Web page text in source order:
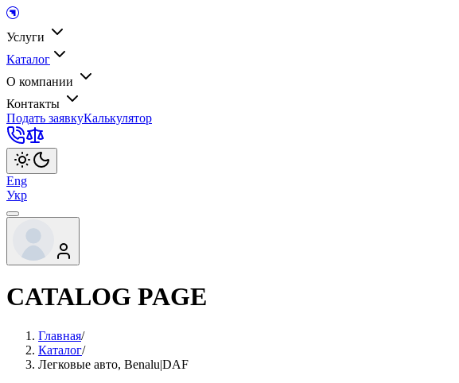
Услуги
Каталог
О компании
Контакты
Подать заявкуКалькулятор
Eng
Укр
CATALOG PAGE
Главная/
Каталог/
Легковые авто, Benalu|DAF